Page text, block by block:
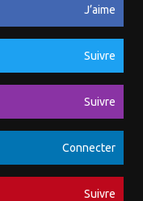
J’aime
Suivre
Suivre
Connecter
Suivre